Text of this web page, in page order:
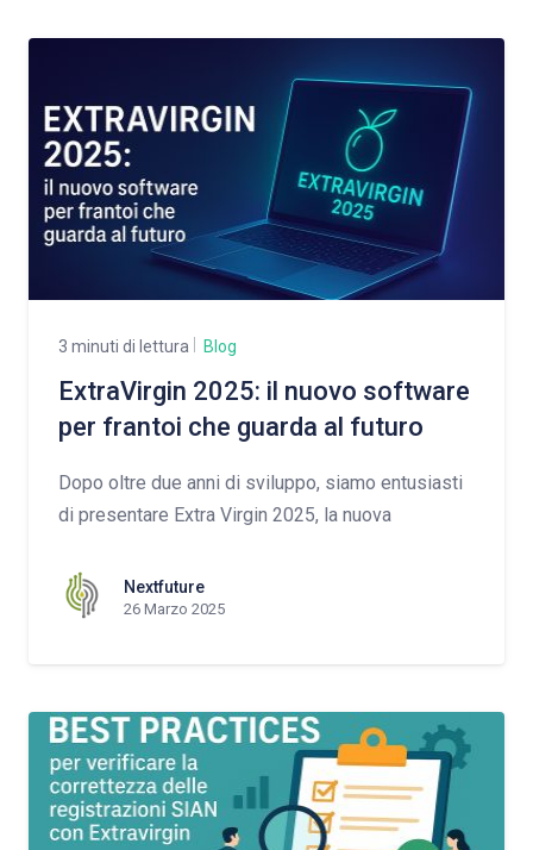
3 minuti di lettura Blog
ExtraVirgin 2025: il nuovo software
per frantoi che guarda al futuro
Dopo oltre due anni di sviluppo, siamo entusiasti
di presentare Extra Virgin 2025, la nuova
Nextfuture
26 Marzo 2025